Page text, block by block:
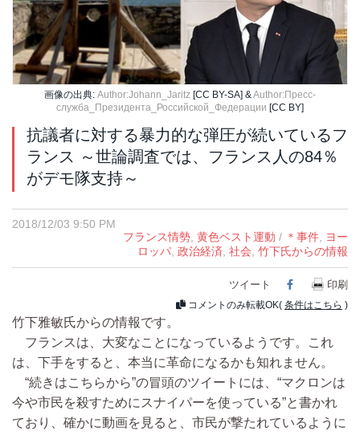
画像の出典: Author:Johann_Jaritz [CC BY-SA] &Author:Пресс-
служба_Президента_Российской_Федерации [CC BY]
抗議者に対する暴力的な弾圧が続いているフ
ランス ～世論調査では、フランス人の84％
がデモ隊支持～
2018/12/03 9:50 PM
フランス情勢, 黄色ベスト運動 / ＊事件, ヨー
ロッパ, 政治経済, 社会, 竹下氏からの情報
ツイート Facebook
印刷
コメントのみ転載OK( 条件はこちら )
竹下雅敏氏からの情報です。
フランスは、大変なことになっているようです。これ
は、下手をすると、本当に革命になるかも知れません。
“続きはこちらから”の冒頭のツイートには、“マクロンは
今や市民を殺すためにスナイパーを使っている”と書かれ
ており、確かに動画を見ると、市民が撃たれているように